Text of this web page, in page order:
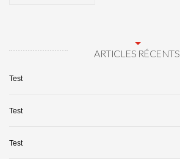
ARTICLES RÉCENTS
Test
Test
Test